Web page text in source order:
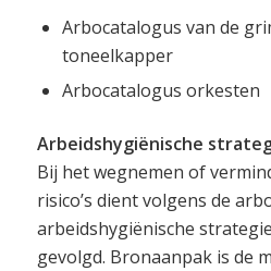
Arbocatalogus van de
toneelkapper
Arbocatalogus orkesten
Arbeidshygiënische
Bij het wegnemen of
risico’s dient volgens de
arbeidshygiënische
gevolgd. Bronaanpak is de